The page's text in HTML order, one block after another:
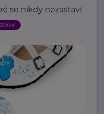
se nikdy nezastaví
Zdraví